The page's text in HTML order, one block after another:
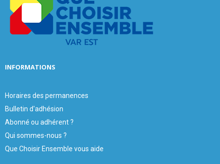
INFORMATIONS
Horaires des permanences
Bulletin d'adhésion
Abonné ou adhérent ?
Qui sommes-nous ?
Que Choisir Ensemble vous aide